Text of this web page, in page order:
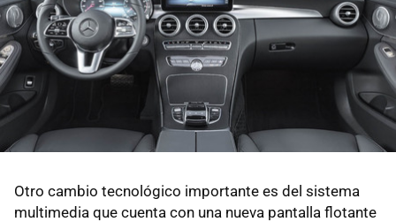
Otro cambio tecnológico importante es del sistema
multimedia que cuenta con una nueva pantalla flotante